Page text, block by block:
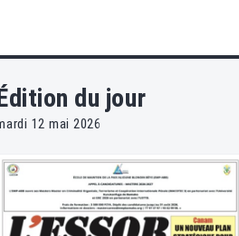
du jour
12 mai 2026